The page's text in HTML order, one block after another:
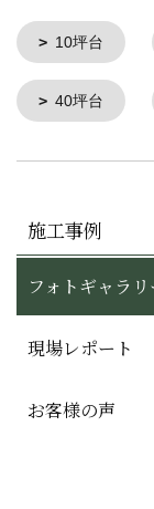
10坪台
40坪台
施工事例
フォトギャラリ
現場レポート
お客様の声